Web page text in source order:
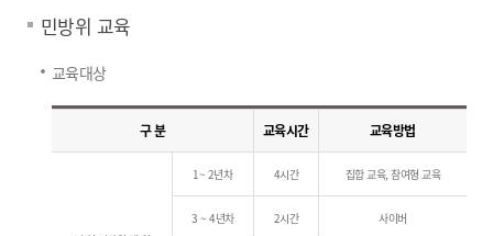
민방위 교육
교육대상
구 분 교육시간 교육방법
1~ 2년차 4시간 집합 교육, 참여형 교육
3 ~ 4년차 2시간 사이버